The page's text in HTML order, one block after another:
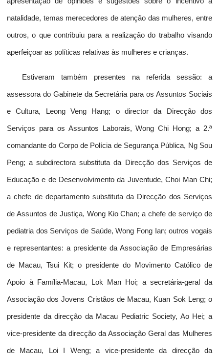
natalidade, temas merecedores de atenção das mulheres, entre
outros, o que contribuiu para a realização do trabalho visando
aperfeiçoar as políticas relativas às mulheres e crianças.
Estiveram também presentes na referida sessão: a
assessora do Gabinete da Secretária para os Assuntos Sociais
e Cultura, Leong Veng Hang; o director da Direcção dos
Serviços para os Assuntos Laborais, Wong Chi Hong; a 2.ª
comandante do Corpo de Polícia de Segurança Pública, Ng Sou
Peng; a subdirectora substituta da Direcção dos Serviços de
Educação e de Desenvolvimento da Juventude, Choi Man Chi;
a chefe de departamento substituta da Direcção dos Serviços
de Assuntos de Justiça, Wong Kio Chan; a chefe de serviço de
pediatria dos Serviços de Saúde, Wong Fong Ian; outros vogais
e representantes: a presidente da Associação de Empresárias
de Macau, Tsui Kit; o presidente do Movimento Católico de
Apoio à Família-Macau, Lok Man Hoi; a secretária-geral da
Associação dos Jovens Cristãos de Macau, Kuan Sok Leng; o
presidente da direcção da Macau Pediatric Society, Ao Hei; a
vice-presidente da direcção da Associação Geral das Mulheres
de Macau, Loi I Weng; a vice-presidente da direcção da